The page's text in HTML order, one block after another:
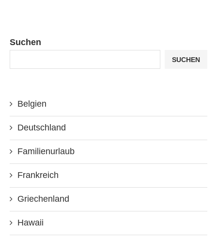
Suchen
SUCHEN
Belgien
Deutschland
Familienurlaub
Frankreich
Griechenland
Hawaii